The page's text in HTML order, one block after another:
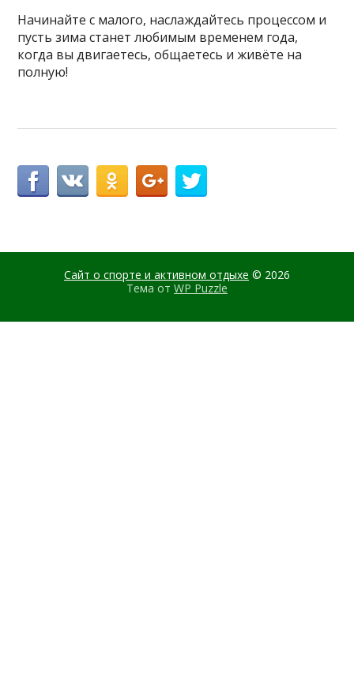
Начинайте с малого, наслаждайтесь процессом и
пусть зима станет любимым временем года,
когда вы двигаетесь, общаетесь и живёте на
полную!
Сайт о спорте и активном отдыхе © 2026
Тема от WP Puzzle